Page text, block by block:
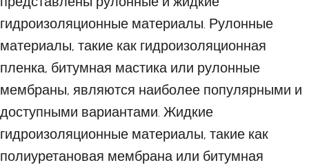
гидроизоляционные материалы. Рулонные
материалы, такие как гидроизоляционная
пленка, битумная мастика или рулонные
мембраны, являются наиболее популярными и
доступными вариантами. Жидкие
гидроизоляционные материалы, такие как
полиуретановая мембрана или битумная